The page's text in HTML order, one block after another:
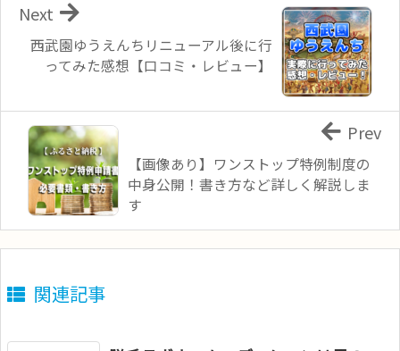
西武園ゆうえんちリニューアル後に行
ってみた感想【口コミ・レビュー】
Next
【画像あり】ワンストップ特例制度の
中身公開！書き方など詳しく解説しま
す
Prev
関連記事